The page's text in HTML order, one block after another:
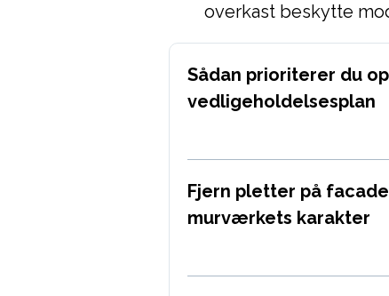
overkast beskytte
Sådan prioriterer du
vedligeholdelsesplan
Fjern pletter på
murværkets karakter